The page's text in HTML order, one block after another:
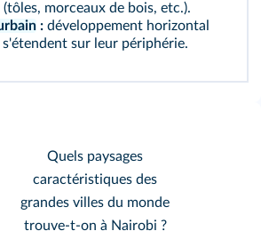
morceaux de bois, etc.).
: développement horizontal
sur leur périphérie.
Quels paysages
caractéristiques des
grandes villes du monde
trouve-t-on à Nairobi ?